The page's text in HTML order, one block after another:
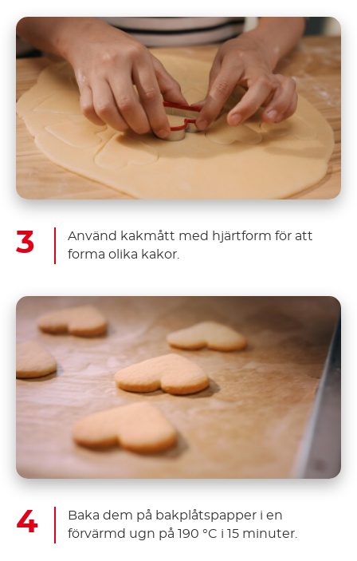
Använd kakmått med hjärtform för att
forma olika kakor.
Baka dem på bakplåtspapper i en
förvärmd ugn på 190 °C i 15 minuter.